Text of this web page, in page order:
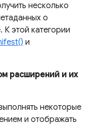
несколько
о
этой категории
и
расширений и их
некоторые
и отображать